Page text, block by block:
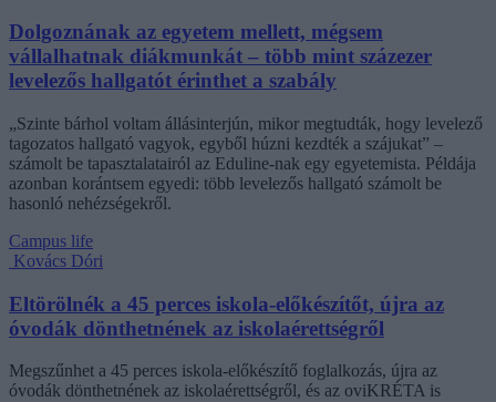
Dolgoznának az egyetem mellett, mégsem
vállalhatnak diákmunkát – több mint százezer
levelezős hallgatót érinthet a szabály
„Szinte bárhol voltam állásinterjún, mikor megtudták, hogy levelező
tagozatos hallgató vagyok, egyből húzni kezdték a szájukat” –
számolt be tapasztalatairól az Eduline-nak egy egyetemista. Példája
azonban korántsem egyedi: több levelezős hallgató számolt be
hasonló nehézségekről.
Campus life
Kovács Dóri
Eltörölnék a 45 perces iskola-előkészítőt, újra az
óvodák dönthetnének az iskolaérettségről
Megszűnhet a 45 perces iskola-előkészítő foglalkozás, újra az
óvodák dönthetnének az iskolaérettségről, és az oviKRÉTA is